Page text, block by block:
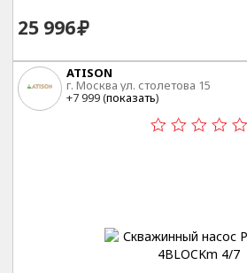
25 996
ATISON
г. Москва ул. столетова 15
+7 999 (показать)